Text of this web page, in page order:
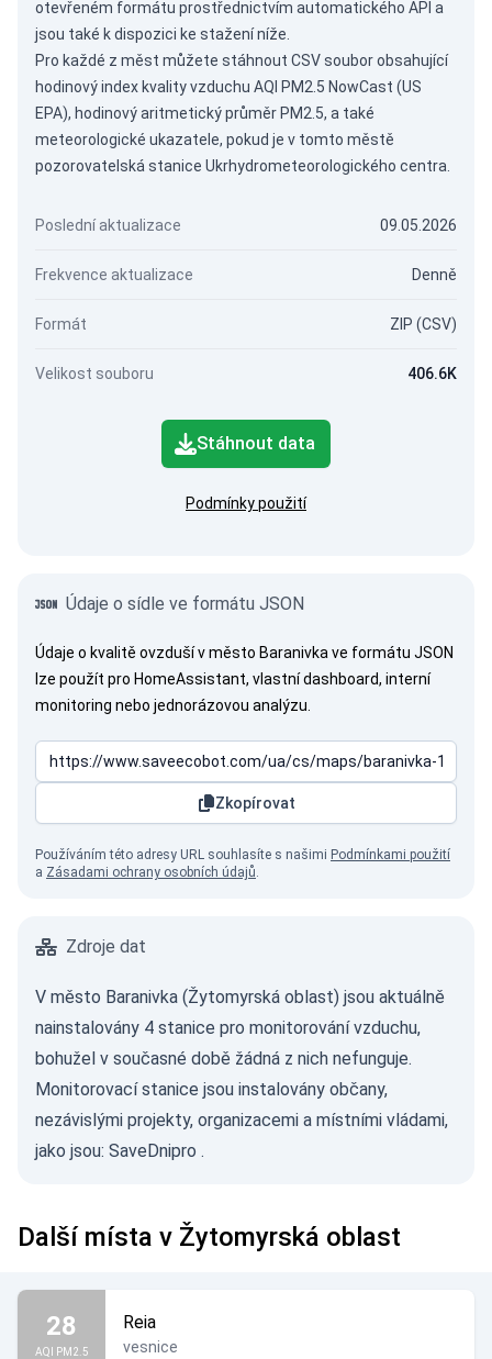
otevřeném formátu prostřednictvím automatického API a
jsou také k dispozici ke stažení níže.
Pro každé z měst můžete stáhnout CSV soubor obsahující
hodinový index kvality vzduchu AQI PM2.5 NowCast (US
EPA), hodinový aritmetický průměr PM2.5, a také
meteorologické ukazatele, pokud je v tomto městě
pozorovatelská stanice Ukrhydrometeorologického centra.
Poslední aktualizace 09.05.2026
Frekvence aktualizace Denně
Formát ZIP (CSV)
Velikost souboru 406.6K
Stáhnout data
Podmínky použití
Údaje o sídle ve formátu JSON
Údaje o kvalitě ovzduší v město Baranivka ve formátu JSON
lze použít pro HomeAssistant, vlastní dashboard, interní
monitoring nebo jednorázovou analýzu.
Zkopírovat
Používáním této adresy URL souhlasíte s našimi Podmínkami použití
a Zásadami ochrany osobních údajů.
Zdroje dat
V město Baranivka (Žytomyrská oblast) jsou aktuálně
nainstalovány 4 stanice pro monitorování vzduchu,
bohužel v současné době žádná z nich nefunguje.
Monitorovací stanice jsou instalovány občany,
nezávislými projekty, organizacemi a místními vládami,
jako jsou: SaveDnipro .
Další místa v Žytomyrská oblast
28
AQI PM2.5
Reia
vesnice